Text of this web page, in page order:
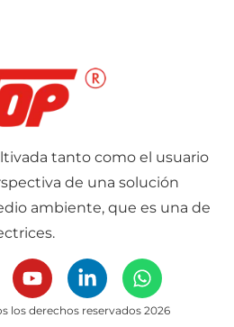
tanto como el usuario
de una solución
ambiente, que es una de
los derechos reservados 2026